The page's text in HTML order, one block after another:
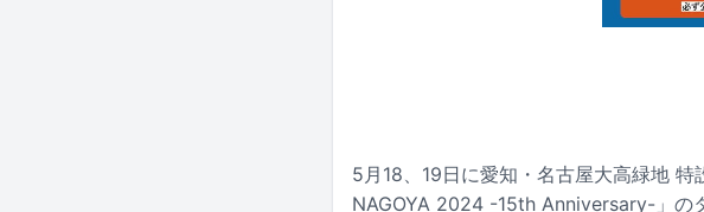
5月18、19日に愛知・名古屋大高緑地
NAGOYA 2024 -15th Anniversary-」の